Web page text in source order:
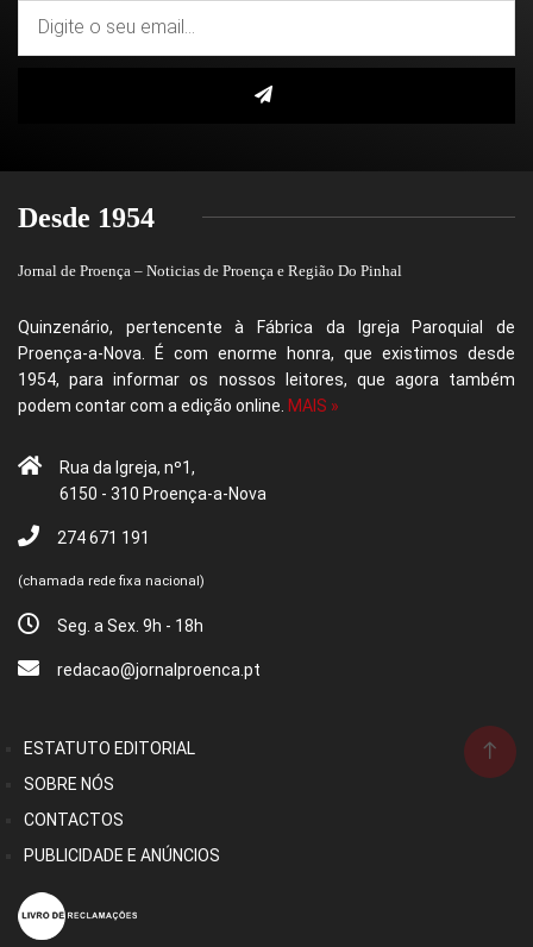
Desde 1954
Jornal de Proença – Noticias de Proença e Região Do Pinhal
Quinzenário, pertencente à Fábrica da Igreja Paroquial de
Proença-a-Nova. É com enorme honra, que existimos desde
1954, para informar os nossos leitores, que agora também
podem contar com a edição online. MAIS »
Rua da Igreja, nº1,
6150 - 310 Proença-a-Nova
274 671 191
(chamada rede fixa nacional)
Seg. a Sex. 9h - 18h
redacao@jornalproenca.pt
ESTATUTO EDITORIAL
SOBRE NÓS
CONTACTOS
PUBLICIDADE E ANÚNCIOS